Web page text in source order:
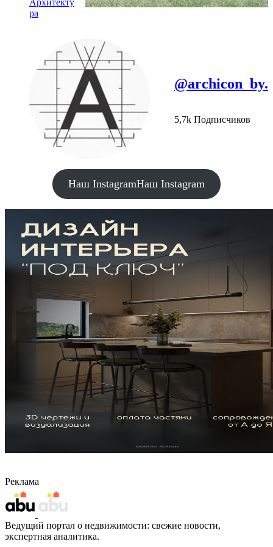
Архитекту
ра
@archicon_by.
5,7k Подписчиков
Наш InstagramНаш Instagram
Реклама
Ведущий портал о недвижимости: свежие новости,
экспертная аналитика.